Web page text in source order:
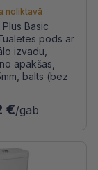
noliktavā
Basic
pods ar
izvadu,
apakšas,
balts (bez
€/gab